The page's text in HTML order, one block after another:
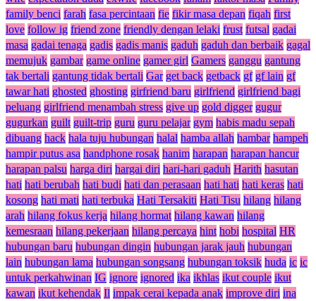
family benci farah fasa percintaan fie fikir masa depan fiqah first
love follow ig friend zone friendly dengan lelaki frust futsal gadai
masa gadai tenaga gadis gadis manis gaduh gaduh dan berbaik gagal
memujuk gambar game online gamer girl Gamers ganggu gantung
tak bertali gantung tidak bertali Gar get back getback gf gf lain gf
tawar hati ghosted ghosting girfriend baru girlfriend girlfriend bagi
peluang girlfriend menambah stress give up gold digger gugur
gugurkan guilt guilt-trip guru guru pelajar gym habis madu sepah
dibuang hack hala tuju hubungan halal hamba allah hambar hampeh
hampir putus asa handphone rosak hanim harapan harapan hancur
harapan palsu harga diri hargai diri hari-hari gaduh Harith hasutan
hati hati berubah hati budi hati dan perasaan hati hati hati keras hati
kosong hati mati hati terbuka Hati Tersakiti Hati Tisu hilang hilang
arah hilang fokus kerja hilang hormat hilang kawan hilang
kemesraan hilang pekerjaan hilang percaya hint hobi hospital HR
hubungan baru hubungan dingin hubungan jarak jauh hubungan
lain hubungan lama hubungan songsang hubungan toksik huda ic ic
untuk perkahwinan IG ignore ignored ika ikhlas ikut couple ikut
kawan ikut kehendak Il impak cerai kepada anak improve diri ina